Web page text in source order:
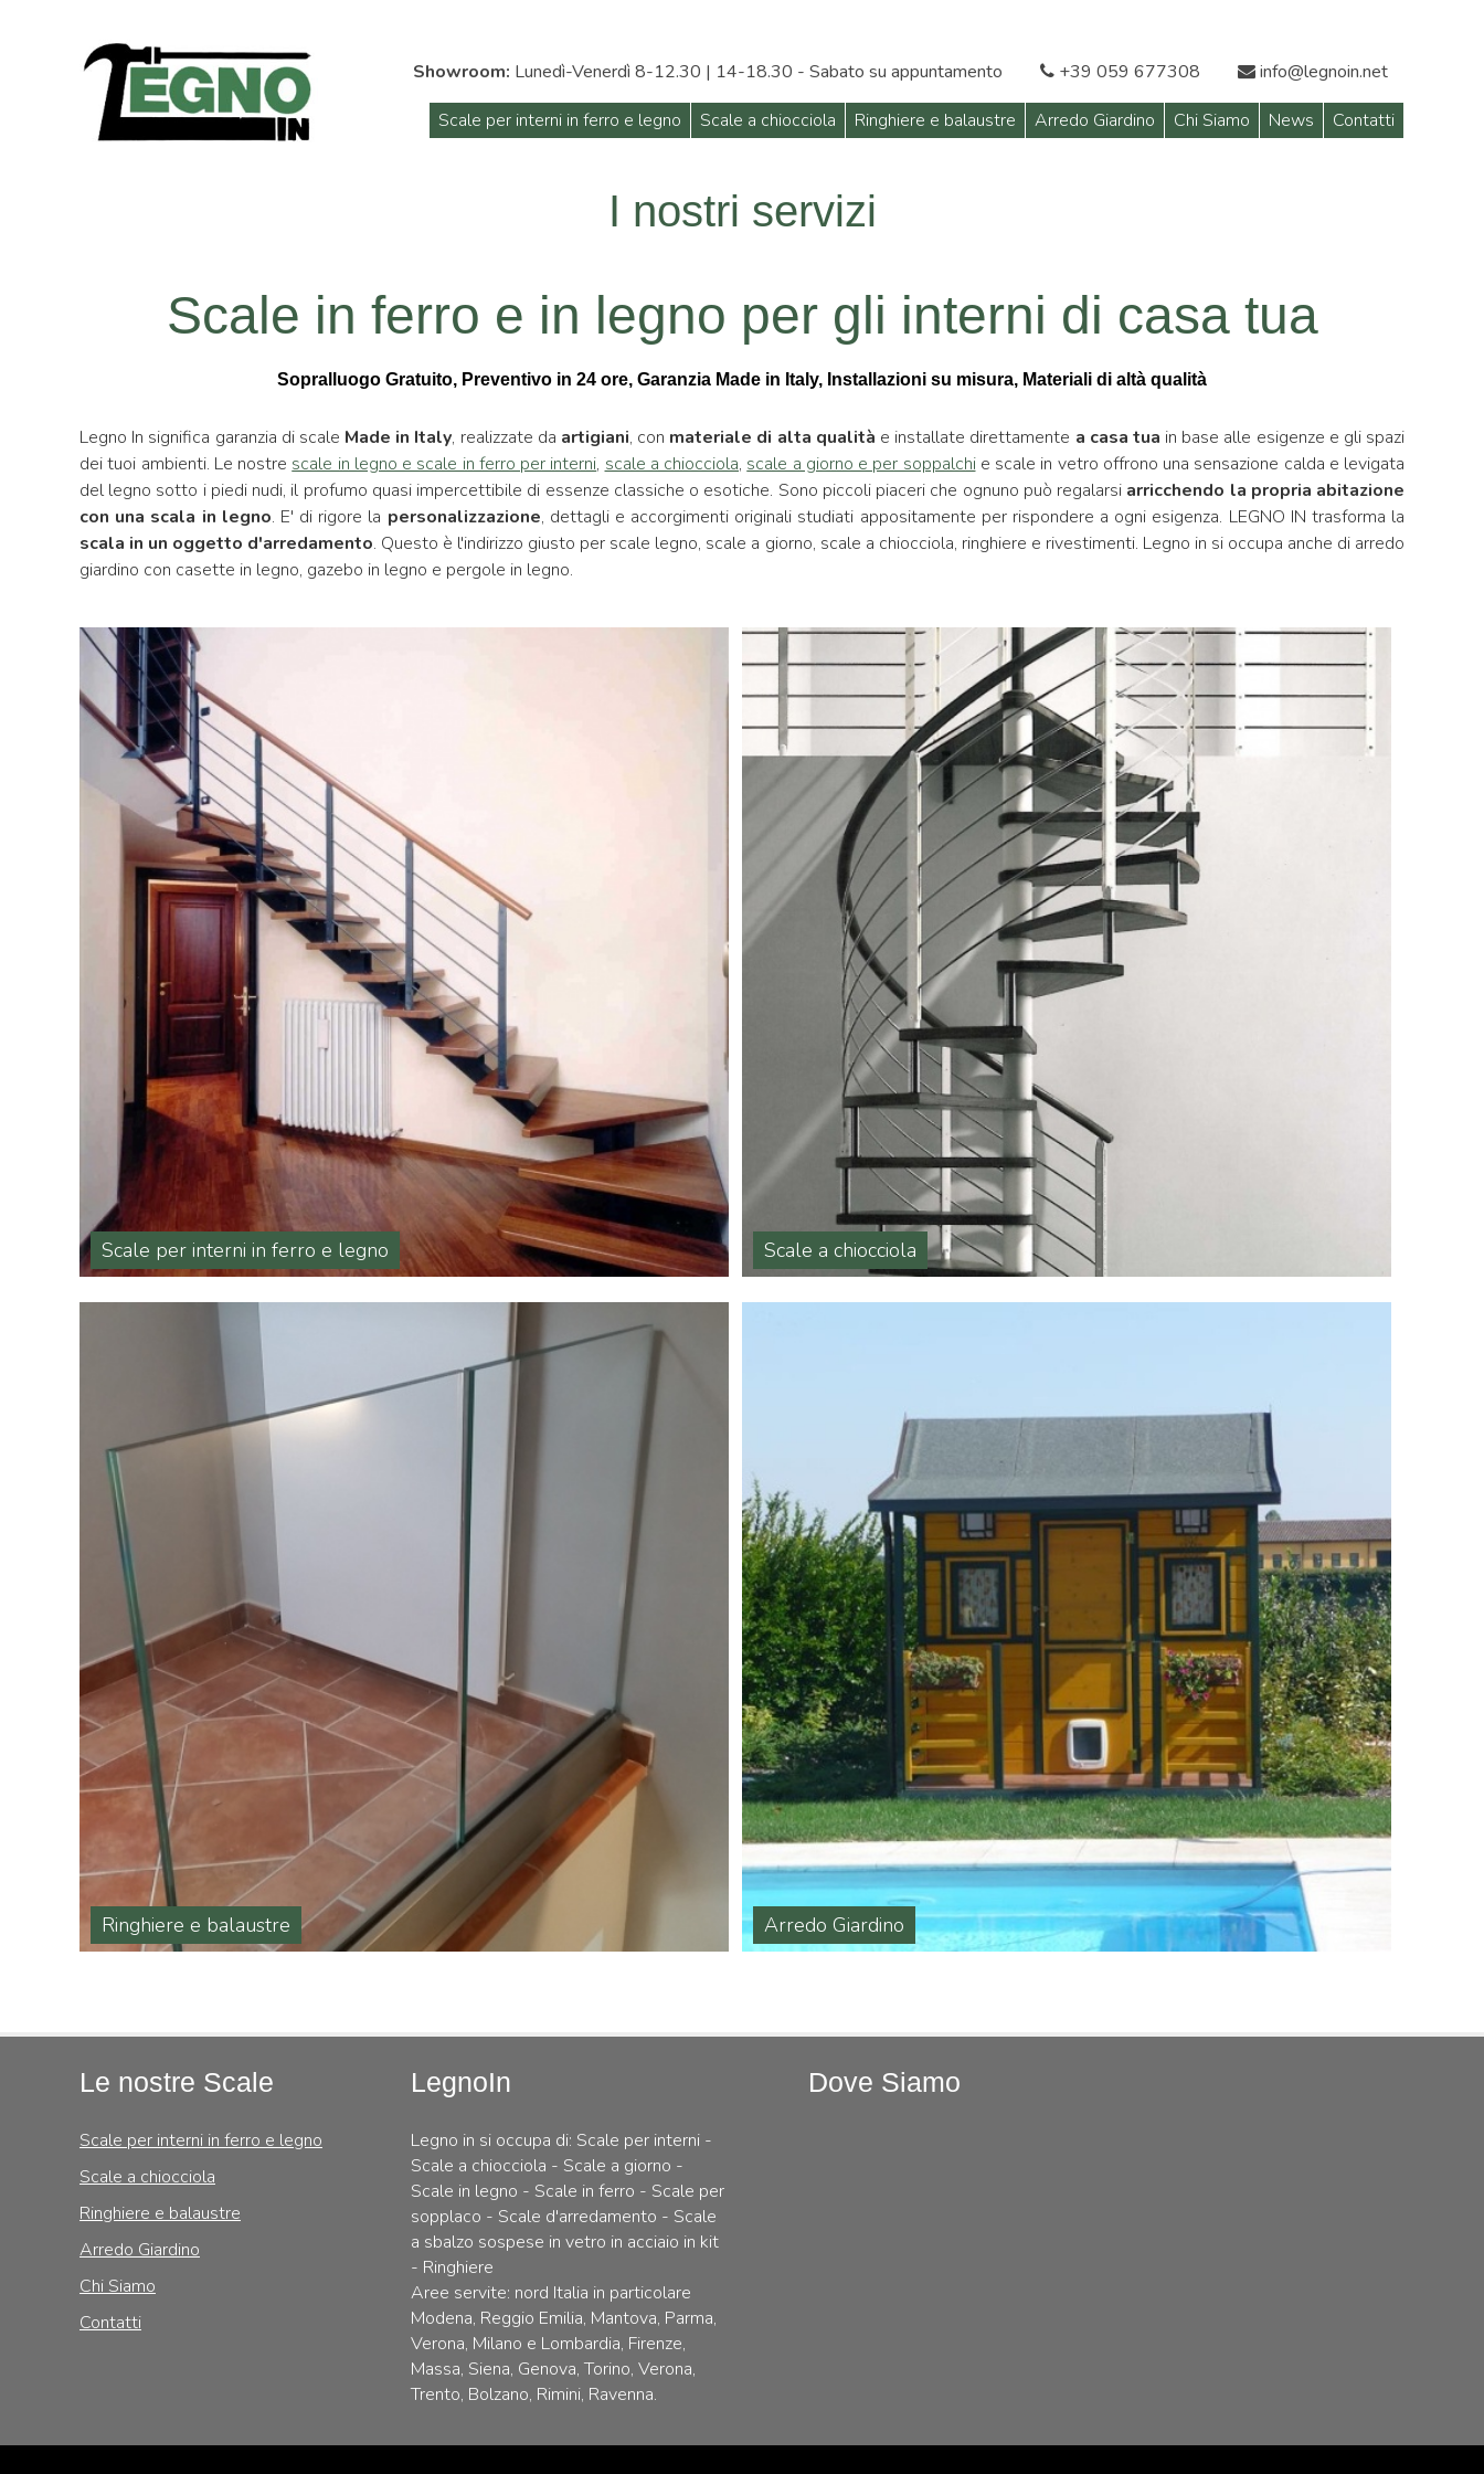
Showroom: Lunedì-Venerdì 8-12.30 | 14-18.30 - Sabato su appuntamento +39 059 677308
info@legnoin.net
Scale per interni in ferro e legno
Scale a chiocciola Ringhiere e balaustre Arredo Giardino Chi Siamo News Contatti
I nostri servizi
Scale in ferro e in legno per gli interni di casa tua
Sopralluogo Gratuito, Preventivo in 24 ore, Garanzia Made in Italy, Installazioni su misura, Materiali di altà qualità
Legno In significa garanzia di scale Made in Italy, realizzate da artigiani, con materiale di alta qualità e installate direttamente a casa tua in base alle esigenze e gli spazi
dei tuoi ambienti. Le nostre scale in legno e scale in ferro per interni, scale a chiocciola, scale a giorno e per soppalchie scale in vetro offrono una sensazione calda e levigata
del legno sotto i piedi nudi, il profumo quasi impercettibile di essenze classiche o esotiche. Sono piccoli piaceri che ognuno può regalarsi arricchendo la propria abitazione
con una scala in legno. E' di rigore la personalizzazione, dettagli e accorgimenti originali studiati appositamente per rispondere a ogni esigenza. LEGNO IN trasforma la
scala in un oggetto d'arredamento. Questo è l'indirizzo giusto per scale legno, scale a giorno, scale a chiocciola, ringhiere e rivestimenti. Legno in si occupa anche di arredo
giardino con casette in legno, gazebo in legno e pergole in legno.
Scale per interni in ferro e legno Scale a chiocciola
Ringhiere e balaustre Arredo Giardino
Le nostre Scale
Scale per interni in ferro e legno
Scale a chiocciola
Ringhiere e balaustre
Arredo Giardino
Chi Siamo
Contatti
LegnoIn
Legno in si occupa di: Scale per interni -
Scale a chiocciola - Scale a giorno -
Scale in legno - Scale in ferro - Scale per
sopplaco - Scale d'arredamento - Scale
a sbalzo sospese in vetro in acciaio in kit
- Ringhiere
Aree servite: nord Italia in particolare
Modena, Reggio Emilia, Mantova, Parma,
Verona, Milano e Lombardia, Firenze,
Massa, Siena, Genova, Torino, Verona,
Trento, Bolzano, Rimini, Ravenna.
Dove Siamo